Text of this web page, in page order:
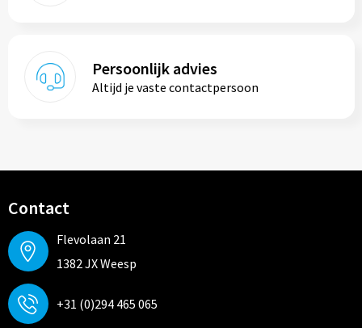
Persoonlijk advies
Altijd je vaste contactpersoon
Contact
Flevolaan 21
1382 JX Weesp
+31 (0)294 465 065